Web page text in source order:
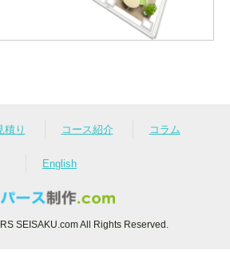
積り コース紹介 コラム
English
SEISAKU.com All Rights Reserved.